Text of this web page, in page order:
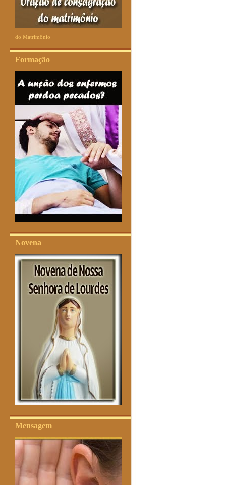
do Matrimônio
Formação
Novena
Mensagem